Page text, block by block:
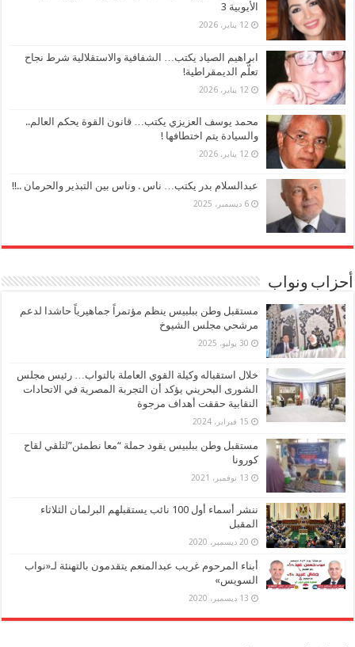
الأيوبية 3
12 يناير، 2026
ابراهيم الصياد يكتب… الشفافية والاستقلالية شرط نجاح
تعلُّم الديمقراطية!
12 يناير، 2026
محمد يوسف العزيزي يكتب… قانون القوة يحكم العالم..
والسيادة يتم اختطافها !
12 يناير، 2026
عبدالسلام بدر يكتب… ناس . وناس بين التبذير والحرمان ..!!
6 ديسمبر، 2025
أحزاب ونواب
مستقبل وطن ببلبيس ينظم مؤتمراً جماهيرياً حاشدا لدعم
مرشحي مجلس الشيوخ
30 يوليو، 2025
خلال استقباله وكيلة القوي العاملة بالنواب… رئيس مجلس
الشورى البحريني يؤكد أن التجربة المصرية في الاتحادات
النقابية حققت أهداف مرجوة
15 فبراير، 2024
مستقبل وطن ببلبيس يقود حملة “معا نطمئن”لتلقي لقاح
كورونا
13 نوفمبر، 2021
ننشر أسماء أول 100 نائب يستقبلهم البرلمان الثلاثاء
المقبل
20 ديسمبر، 2020
أبناء المرحوم غريب عبدالمنعم يتقدمون بالتهنئة لـ«نواب
السويس»
13 ديسمبر، 2020